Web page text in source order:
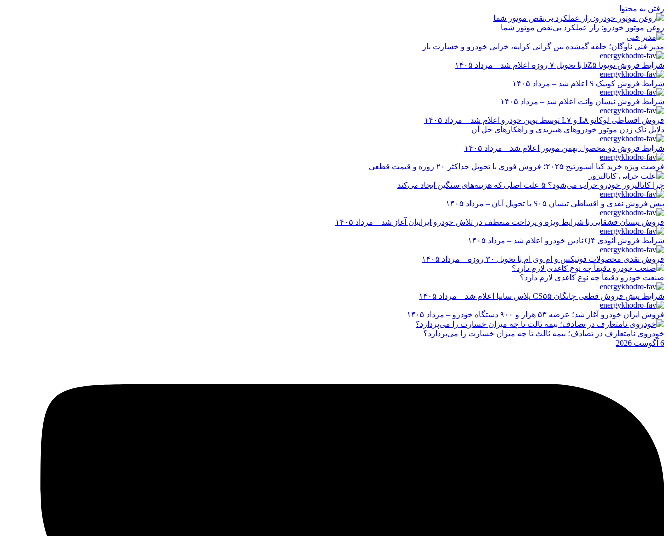
رفتن به محتوا
روغن موتور خودرو: راز عملکرد بی‌نقص موتور شما
مدیر فنی ناوگان؛ حلقه گمشده بین گرانی کرایه، خرابی خودرو و خسارت بار
شرایط فروش تویوتا bZ۵ با تحویل ۷ روزه اعلام شد – مرداد ۱۴۰۵
شرایط فروش کوییک S اعلام شد – مرداد ۱۴۰۵
شرایط فروش نیسان وانت اعلام شد – مرداد ۱۴۰۵
فروش اقساطی لوکانو L۸ و L۷ توسط نوین خودرو اعلام شد – مرداد ۱۴۰۵
دلایل ناک زدن موتور خودروهای هیبریدی و راهکارهای حل آن
شرایط فروش دو محصول بهمن موتور اعلام شد – مرداد ۱۴۰۵
فرصت ویژه خرید کیا اسپورتیج ۲۰۲۵؛ فروش فوری با تحویل حداکثر ۲۰ روزه و قیمت قطعی
چرا کاتالیزور خودرو خراب می‌شود؟ ۵ علت اصلی که هزینه‌های سنگین ایجاد می‌کند
پیش فروش نقدی و اقساطی تیسان S۰۵ با تحویل آبان – مرداد ۱۴۰۵
فروش نیسان قشقایی با شرایط ویژه و پرداخت منعطف در تلاش خودرو ایرانیان آغاز شد – مرداد ۱۴۰۵
شرایط فروش آئودی Q۴ نادین خودرو اعلام شد – مرداد ۱۴۰۵
فروش نقدی محصولات فونیکس و ام وی ام با تحویل ۳۰ روزه – مرداد ۱۴۰۵
صنعت خودرو دقیقاً چه نوع کاغذی لازم دارد؟
شرایط پیش فروش قطعی چانگان CS۵۵ پلاس سایپا اعلام شد – مرداد ۱۴۰۵
فروش ایران خودرو آغاز شد؛ عرضه ۵۳ هزار و ۹۰۰ دستگاه خودرو – مرداد ۱۴۰۵
خودروی نامتعارف در تصادف؛ بیمه ثالث تا چه میزان خسارت را می‌پردازد؟
6 آگوست 2026